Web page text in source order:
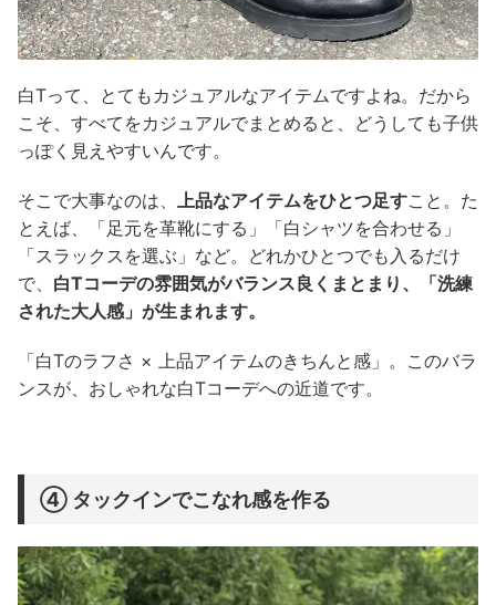
白Tって、とてもカジュアルなアイテムですよね。だから
こそ、すべてをカジュアルでまとめると、どうしても子供
っぽく見えやすいんです。
そこで大事なのは、 上品なアイテムをひとつ足すこと。た
とえば、「足元を革靴にする」「白シャツを合わせる」
「スラックスを選ぶ」など。どれかひとつでも入るだけ
で、 白Tコーデの雰囲気がバランス良くまとまり、「洗練
された大人感」が生まれます。
「白Tのラフさ × 上品アイテムのきちんと感」。このバラ
ンスが、おしゃれな白Tコーデへの近道です。
④ タックインでこなれ感を作る